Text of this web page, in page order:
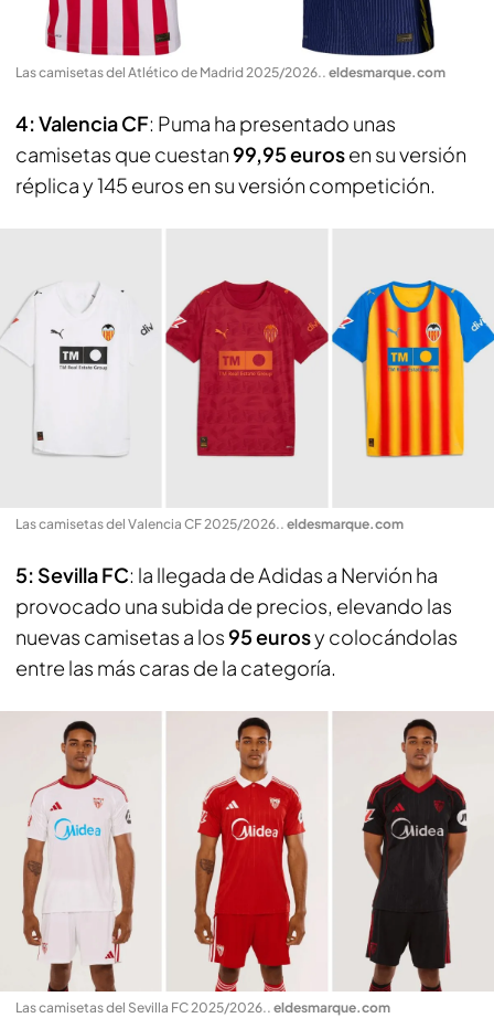
Las camisetas del Atlético de Madrid 2025/2026.. eldesmarque.com
4: Valencia CF: Puma ha presentado unas
camisetas que cuestan99,95 eurosen su versión
réplica y 145 euros en su versión competición.
Las camisetas del Valencia CF 2025/2026.. eldesmarque.com
5: Sevilla FC: la llegada de Adidas a Nervión ha
provocado una subida de precios, elevando las
nuevas camisetas a los95 eurosy colocándolas
entre las más caras de la categoría.
Las camisetas del Sevilla FC 2025/2026.. eldesmarque.com